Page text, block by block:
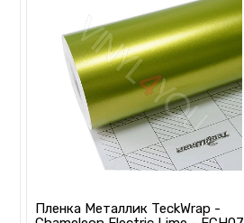
Пленка Металлик TeckWrap -